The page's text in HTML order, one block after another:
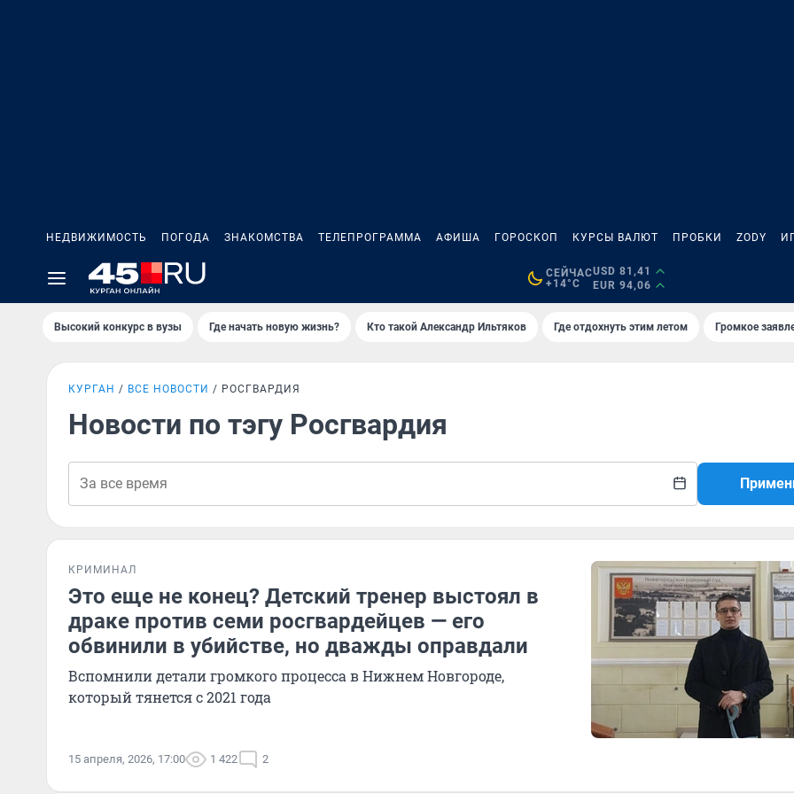
НЕДВИЖИМОСТЬ ПОГОДА ЗНАКОМСТВА ТЕЛЕПРОГРАММА АФИША ГОРОСКОП КУРСЫ ВАЛЮТ ПРОБКИ ZODY
СЕЙЧАС
+14°C
USD 81,41
EUR 94,06
Высокий конкурс в вузы Где начать новую жизнь? Кто такой Александр Ильтяков Где отдохнуть этим летом Громкое
КУРГАН ВСЕ НОВОСТИ РОСГВАРДИЯ
Новости по тэгу Росгвардия
КРИМИНАЛ
Это еще не конец? Детский тренер выстоял в
драке против семи росгвардейцев — его
обвинили в убийстве, но дважды оправдали
Вспомнили детали громкого процесса в Нижнем Новгороде,
который тянется с 2021 года
15 апреля, 2026, 17:00 1 422 2